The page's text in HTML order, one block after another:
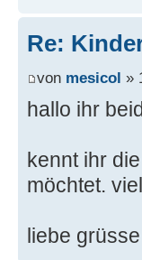
Re:
von mesicol »
hallo ihr
kennt ihr
möchtet.
liebe grüsse